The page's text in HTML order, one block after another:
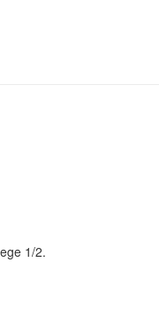
1/2.